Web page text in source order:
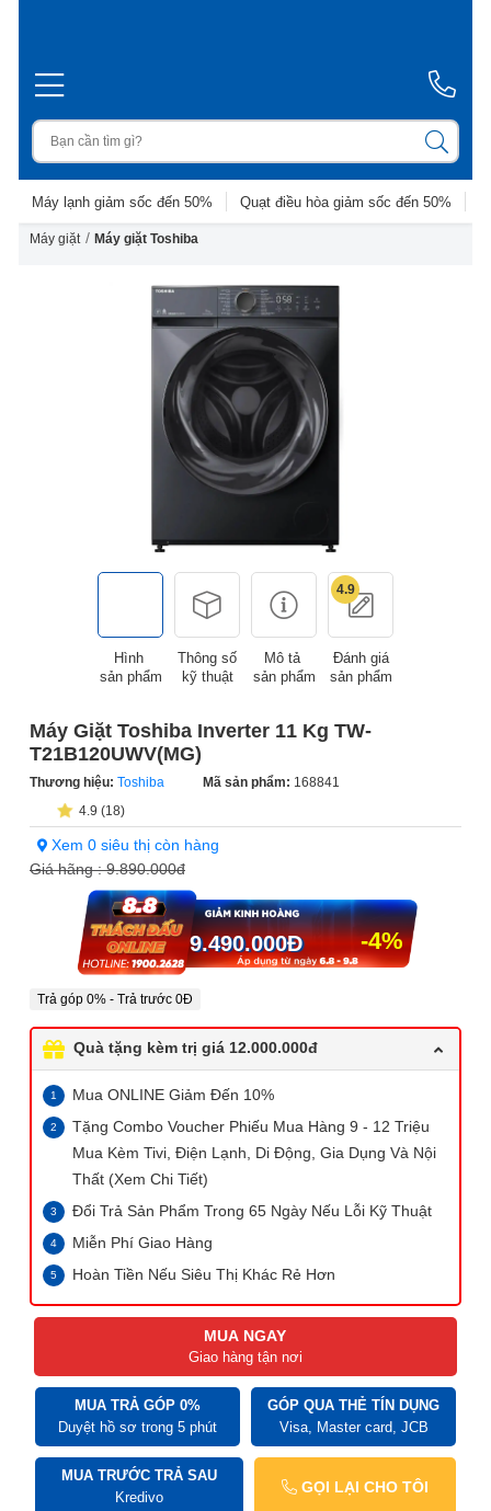
Máy lạnh giảm sốc đến 50% Quạt điều hòa giảm sốc đến 50%
Máy giặt / Máy giặt Toshiba
Hình
sản phẩm
Thông số
kỹ thuật
Mô tả
sản phẩm
4.9
Đánh giá
sản phẩm
Máy Giặt Toshiba Inverter 11 Kg TW-
T21B120UWV(MG)
Thương hiệu: Toshiba Mã sản phẩm: 168841
4.9 (18)
Xem 0 siêu thị còn hàng
Giá hãng :9.890.000đ
-4%
9.490.000Đ
Trả góp 0% - Trả trước 0Đ
Quà tặng kèm trị giá 12.000.000đ
Mua ONLINE Giảm Đến 10%
Tặng Combo Voucher Phiếu Mua Hàng 9 - 12 Triệu
Mua Kèm Tivi, Điện Lạnh, Di Động, Gia Dụng Và Nội
Thất (Xem Chi Tiết)
Đổi Trả Sản Phẩm Trong 65 Ngày Nếu Lỗi Kỹ Thuật
Miễn Phí Giao Hàng
Hoàn Tiền Nếu Siêu Thị Khác Rẻ Hơn
MUA NGAY
Giao hàng tận nơi
MUA TRẢ GÓP 0%
Duyệt hồ sơ trong 5 phút
GÓP QUA THẺ TÍN DỤNG
Visa, Master card, JCB
MUA TRƯỚC TRẢ SAU
Kredivo
GỌI LẠI CHO TÔI